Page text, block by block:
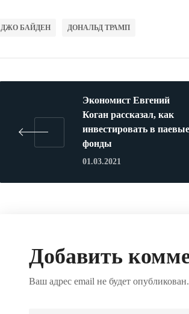
ДЖО БАЙДЕН ДОНАЛЬД ТРАМП
Экономист Евгений
Коган рассказал, как
инвестировать в паевые
фонды
01.03.2021
Добавить
Ваш адрес email не будет опубликован.